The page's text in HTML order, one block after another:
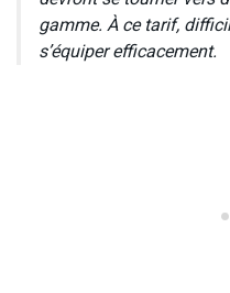
gamme. À ce tarif,
s’équiper efficacement.